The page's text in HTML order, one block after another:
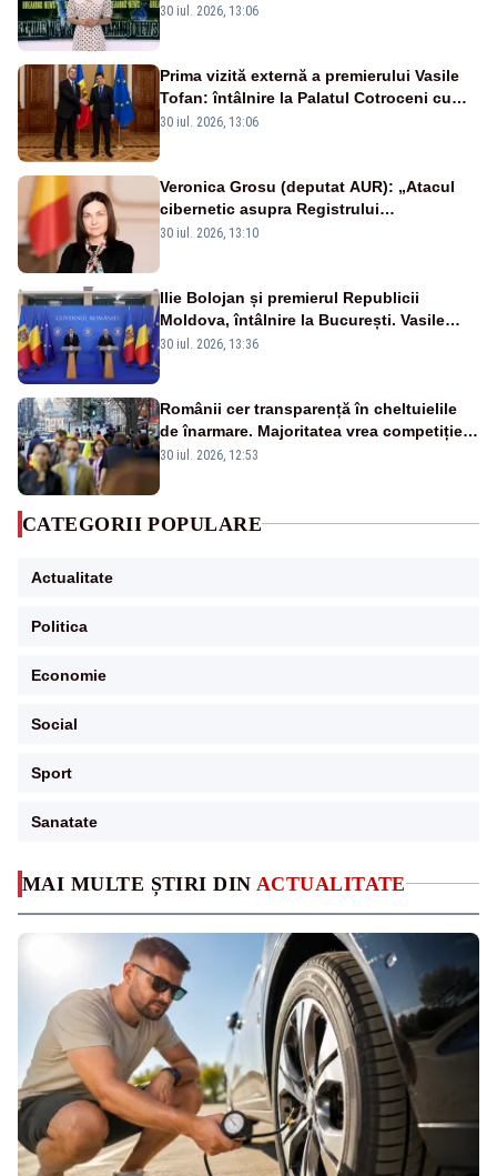
MAI MULTE ȘTIRI DIN ACTUALITATE
cer transparență în achiziții și un echilibru
30 iul. 2026, 13:06
Prima vizită externă a premierului Vasile
Tofan: întâlnire la Palatul Cotroceni cu
președintele Nicușor Dan
30 iul. 2026, 13:06
Veronica Grosu (deputat AUR): „Atacul
cibernetic asupra Registrului
Proprietăților transmite un semnal de
30 iul. 2026, 13:10
Ilie Bolojan și premierul Republicii
Moldova, întâlnire la București. Vasile
Tofan, primit cu onoruri militare
30 iul. 2026, 13:36
Românii cer transparență în cheltuielile
de înarmare. Majoritatea vrea competiție
reală și industrie locală – SONDAJ
30 iul. 2026, 12:53
CATEGORII POPULARE
Actualitate
Politica
Economie
Social
Sport
Sanatate